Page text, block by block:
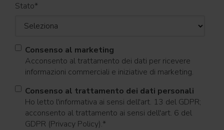
Stato*
Consenso al marketing
Acconsento al trattamento dei dati per ricevere
informazioni commerciali e iniziative di marketing.
Consenso al trattamento dei dati personali
Ho letto l'informativa ai sensi dell'art. 13 del GDPR;
acconsento al trattamento ai sensi dell'art. 6 del
GDPR (Privacy Policy).*